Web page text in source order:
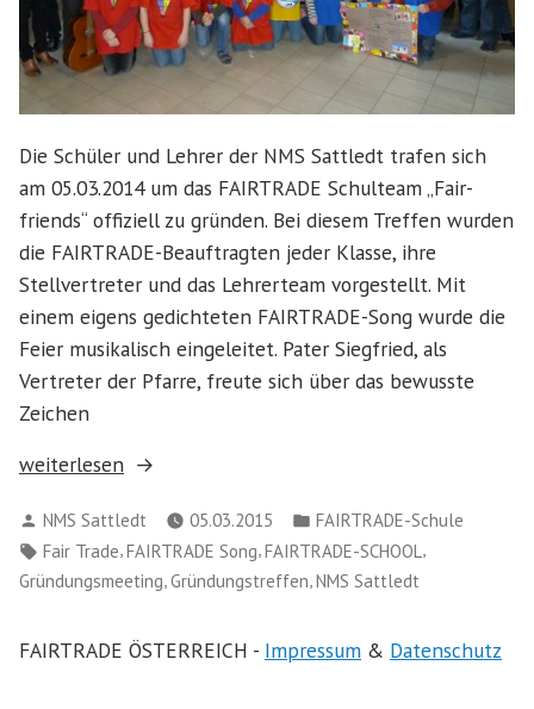
Die Schüler und Lehrer der NMS Sattledt trafen sich
am 05.03.2014 um das FAIRTRADE Schulteam „Fair-
friends“ offiziell zu gründen. Bei diesem Treffen wurden
die FAIRTRADE-Beauftragten jeder Klasse, ihre
Stellvertreter und das Lehrerteam vorgestellt. Mit
einem eigens gedichteten FAIRTRADE-Song wurde die
Feier musikalisch eingeleitet. Pater Siegfried, als
Vertreter der Pfarre, freute sich über das bewusste
Zeichen
„NMS
FAIRTRADE
Gründungstreffen“
weiterlesen
Verfasst
von
NMS Sattledt 05.03.2015
Veröffentlicht
in
FAIRTRADE-Schule
Schlagwörter:
Fair Trade,FAIRTRADE Song,FAIRTRADE-SCHOOL ,
Gründungsmeeting Gründungstreffen NMS Sattledt
FAIRTRADE ÖSTERREICH - Impressum & Datenschutz